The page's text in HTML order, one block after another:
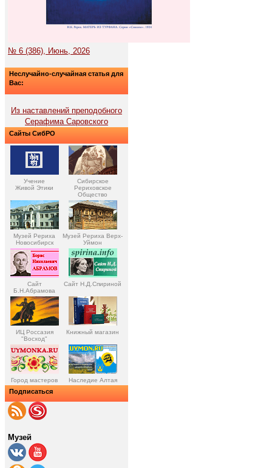
№ 6 (386), Июнь, 2026
Неслучайно-случайная статья для
Вас:
Из наставлений преподобного
Серафима Саровского
Сайты СибРО
Учение
Живой Этики
Сибирское
Рериховское
Общество
Музей Рериха
Новосибирск
Музей Рериха Верх-
Уймон
Сайт
Б.Н.Абрамова
Сайт Н.Д.Спириной
ИЦ Россазия
"Восход"
Книжный магазин
Город мастеров Наследие Алтая
Подписаться
Музей